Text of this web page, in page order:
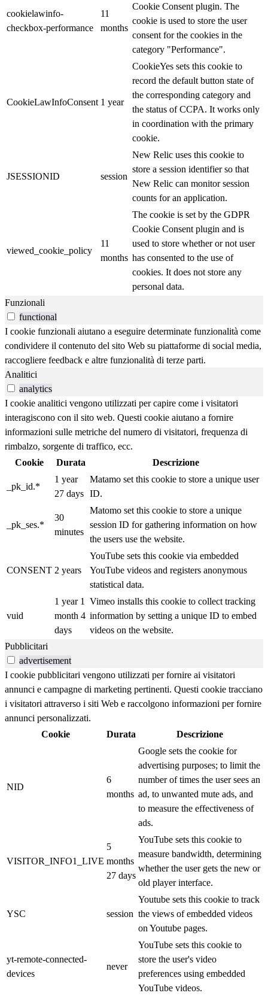
cookielawinfo-
checkbox-performance
11
months
Cookie Consent plugin. The
cookie is used to store the user
consent for the cookies in the
category "Performance".
CookieLawInfoConsent 1 year
CookieYes sets this cookie to
record the default button state of
the corresponding category and
the status of CCPA. It works only
in coordination with the primary
cookie.
JSESSIONID session
New Relic uses this cookie to
store a session identifier so that
New Relic can monitor session
counts for an application.
viewed_cookie_policy
11
months
The cookie is set by the GDPR
Cookie Consent plugin and is
used to store whether or not user
has consented to the use of
cookies. It does not store any
personal data.
Funzionali
functional
I cookie funzionali aiutano a eseguire determinate funzionalità come
condividere il contenuto del sito Web su piattaforme di social media,
raccogliere feedback e altre funzionalità di terze parti.
Analitici
analytics
I cookie analitici vengono utilizzati per capire come i visitatori
interagiscono con il sito web. Questi cookie aiutano a fornire
informazioni sulle metriche del numero di visitatori, frequenza di
rimbalzo, sorgente di traffico, ecc.
Cookie
Durata Descrizione
_pk_id.*
1 year
27 days
Matamo set this cookie to store a unique user
ID.
_pk_ses.*
30
minutes
Matomo set this cookie to store a unique
session ID for gathering information on how
the users use the website.
CONSENT 2 years
YouTube sets this cookie via embedded
YouTube videos and registers anonymous
statistical data.
vuid
1 year 1
month 4
days
Vimeo installs this cookie to collect tracking
information by setting a unique ID to embed
videos on the website.
Pubblicitari
advertisement
I cookie pubblicitari vengono utilizzati per fornire ai visitatori
annunci e campagne di marketing pertinenti. Questi cookie tracciano
i visitatori attraverso i siti Web e raccolgono informazioni per fornire
annunci personalizzati.
Cookie
Durata Descrizione
NID
6
months
Google sets the cookie for
advertising purposes; to limit the
number of times the user sees an
ad, to unwanted mute ads, and
to measure the effectiveness of
ads.
VISITOR_INFO1_LIVE
5
months
27 days
YouTube sets this cookie to
measure bandwidth, determining
whether the user gets the new or
old player interface.
YSC session
Youtube sets this cookie to track
the views of embedded videos
on Youtube pages.
yt-remote-connected-
devices
never
YouTube sets this cookie to
store the user's video
preferences using embedded
YouTube videos.